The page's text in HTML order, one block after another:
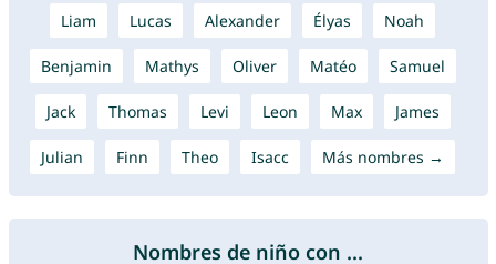
Liam Lucas Alexander Élyas Noah
Benjamin Mathys Oliver Matéo Samuel
Jack Thomas Levi Leon Max James
Julian Finn Theo Isacc Más nombres →
Nombres de niño con ...